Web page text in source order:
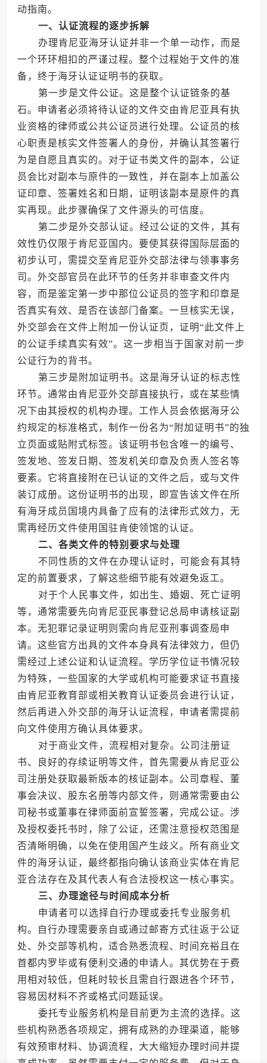
动指南。
一、认证流程的逐步拆解
办理肯尼亚海牙认证并非一个单一动作，而是
一个环环相扣的严谨过程。整个过程始于文件的准
备，终于海牙认证证明书的获取。
第一步是文件公证。这是整个认证链条的基
石。申请者必须将待认证的文件交由肯尼亚具有执
业资格的律师或公共公证员进行处理。公证员的核
心职责是核实文件签署人的身份，并确认其签署行
为是自愿且真实的。对于证书类文件的副本，公证
员会比对副本与原件的一致性，并在副本上加盖公
证印章、签署姓名和日期，证明该副本是原件的真
实再现。此步骤确保了文件源头的可信度。
第二步是外交部认证。经过公证的文件，其有
效性仍仅限于肯尼亚国内。要使其获得国际层面的
初步认可，需提交至肯尼亚外交部法律与领事事务
司。外交部官员在此环节的任务并非审查文件内
容，而是鉴定第一步中那位公证员的签字和印章是
否真实有效、是否在该部门备案。一旦核实无误，
外交部会在文件上附加一份认证页，证明“此文件上
的公证手续真实有效”。这一步相当于国家对前一步
公证行为的背书。
第三步是附加证明书。这是海牙认证的标志性
环节。通常由肯尼亚外交部直接执行，或在某些情
况下由其授权的机构办理。工作人员会依据海牙公
约规定的标准格式，制作一份名为“附加证明书”的独
立页面或贴附式标签。该证明书包含唯一的编号、
签发地、签发日期、签发机关印章及负责人签名等
要素。它将直接附在已认证的文件之后，或与文件
装订成册。这份证明书的出现，即宣告该文件在所
有海牙成员国境内具备了应有的法律形式效力，无
需再经历文件使用国驻肯使领馆的认证。
二、各类文件的特别要求与处理
不同性质的文件在办理认证时，可能会有其特
定的前置要求，了解这些细节能有效避免返工。
对于个人民事文件，如出生、婚姻、死亡证明
等，通常需要先向肯尼亚民事登记总局申请核证副
本。无犯罪记录证明则需向肯尼亚刑事调查局申
请。这些官方出具的文件本身具有法律效力，但仍
需经过上述公证和认证流程。学历学位证书情况较
为特殊，一些国家的大学或机构可能要求证书直接
由肯尼亚教育部或相关教育认证委员会进行认证，
然后再进入外交部的海牙认证流程，申请者需提前
向文件使用方确认具体要求。
对于商业文件，流程相对复杂。公司注册证
书、良好的存续证明等文件，首先需要从肯尼亚公
司注册处获取最新版本的核证副本。公司章程、董
事会决议、股东名册等内部文件，则通常需要由公
司秘书或董事在律师面前宣誓签署，完成公证。涉
及授权委托书时，除了公证，还需注意授权范围是
否清晰明确，以免在使用国产生歧义。所有商业文
件的海牙认证，最终都指向确认该商业实体在肯尼
亚合法存在及其代表人有合法授权这一核心事实。
三、办理途径与时间成本分析
申请者可以选择自行办理或委托专业服务机
构。自行办理需要亲自或通过邮寄方式往返于公证
处、外交部等机构，适合熟悉流程、时间充裕且在
首都内罗毕或有便利交通的申请人。其优势在于费
用相对较低，但耗时较长且需自行跟进各个环节，
容易因材料不齐或格式问题延误。
委托专业服务机构是目前更为主流的选择。这
些机构熟悉各项规定，拥有成熟的办理渠道，能够
有效预审材料、协调流程，大大缩短办理时间并提